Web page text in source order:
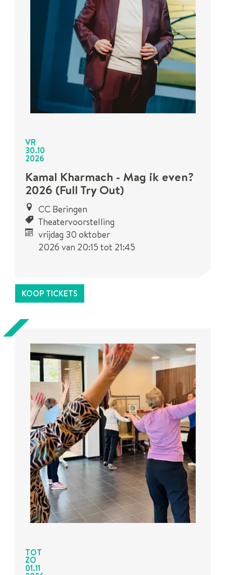
VR
30.10
2026
Kamal Kharmach - Mag ik even?
2026 (Full Try Out)
CC Beringen
Theatervoorstelling
vrijdag 30 oktober
2026 van 20:15 tot 21:45
activiteit.
KOOP TICKETS
TOT
ZO
01.11